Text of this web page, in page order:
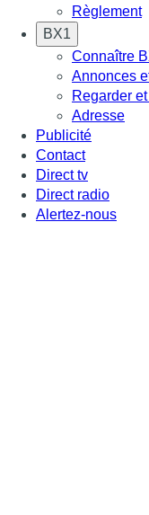
Règlement
BX1
Connaître
Annonces
Regarder
Adresse
Publicité
Contact
Direct tv
Direct radio
Alertez-nous